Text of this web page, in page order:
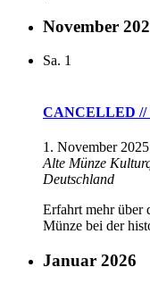
November
Sa. 1
CANCELLED //
1. November 2025
Alte Münze
Deutschland
Erfahrt mehr über
Münze bei der
Januar 2026